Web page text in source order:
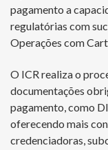
pagamento a
regulatórias com
Operações com
O ICR realiza o
documentações
pagamento, como
oferecendo mais
credenciadoras,